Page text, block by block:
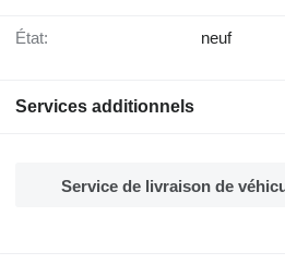
État: neuf
Services additionnels
Service de livraison de